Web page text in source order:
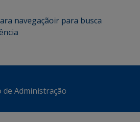
navegaçãoir para busca
de Administração